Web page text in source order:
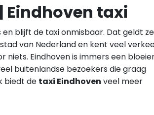
Eindhoven taxi
blijft de taxi onmisbaar. Dat geldt
van Nederland en kent veel
niets. Eindhoven is immers een
buitenlandse bezoekers die graag
biedt de taxi Eindhoven veel meer